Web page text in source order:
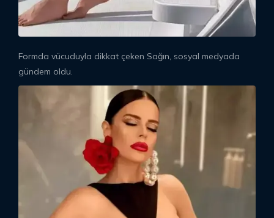
Formda vücuduyla dikkat çeken Sağın, sosyal medyada
gündem oldu.